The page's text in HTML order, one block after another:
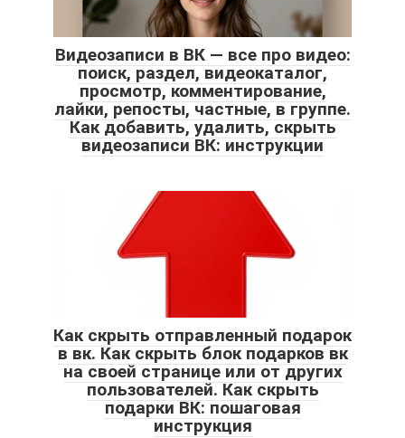
Видеозаписи в ВК — все про видео:
поиск, раздел, видеокаталог,
просмотр, комментирование,
лайки, репосты, частные, в группе.
Как добавить, удалить, скрыть
видеозаписи ВК: инструкции
Как скрыть отправленный подарок
в вк. Как скрыть блок подарков вк
на своей странице или от других
пользователей. Как скрыть
подарки ВК: пошаговая
инструкция